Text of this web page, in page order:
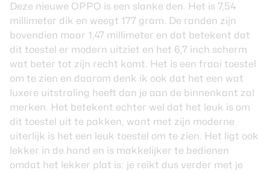
Deze nieuwe OPPO is een slanke den. Het is 7,54
millimeter dik en weegt 177 gram. De randen zijn
bovendien maar 1,47 millimeter en dat betekent dat
dit toestel er modern uitziet en het 6,7 inch scherm
wat beter tot zijn recht komt. Het is een fraai toestel
om te zien en daarom denk ik ook dat het een wat
luxere uitstraling heeft dan je aan de binnenkant zal
merken. Het betekent echter wel dat het leuk is om
dit toestel uit te pakken, want met zijn moderne
uiterlijk is het een leuk toestel om te zien. Het ligt ook
lekker in de hand en is makkelijker te bedienen
omdat het lekker plat is: je reikt dus verder met je